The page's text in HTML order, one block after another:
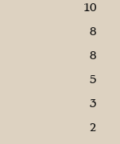
10
8
8
5
3
2